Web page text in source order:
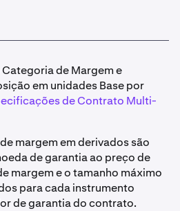
de Margem e
em unidades Base por
de Contrato Multi-
margem em derivados são
de garantia ao preço de
margem e o tamanho máximo
para cada instrumento
de garantia do contrato.